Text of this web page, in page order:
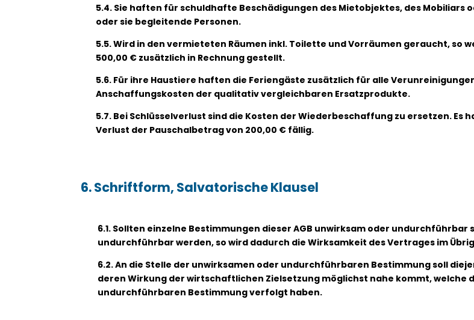
5.4. Sie haften für schuldhafte Beschädigungen des Mietobjektes, des Mobiliars
oder sie begleitende Personen.
5.5. Wird in den vermieteten Räumen inkl. Toilette und Vorräumen geraucht, so
500,00 € zusätzlich in Rechnung gestellt.
5.6. Für ihre Haustiere haften die Feriengäste zusätzlich für alle
Anschaffungskosten der qualitativ vergleichbaren Ersatzprodukte.
5.7. Bei Schlüsselverlust sind die Kosten der Wiederbeschaffung zu ersetzen. Es
Verlust der Pauschalbetrag von 200,00 € fällig.
6. Schriftform, Salvatorische Klausel
6.1. Sollten einzelne Bestimmungen dieser AGB unwirksam oder
undurchführbar werden, so wird dadurch die Wirksamkeit des Vertrages im
6.2. An die Stelle der unwirksamen oder undurchführbaren Bestimmung soll
deren Wirkung der wirtschaftlichen Zielsetzung möglichst nahe kommt, welche
undurchführbaren Bestimmung verfolgt haben.